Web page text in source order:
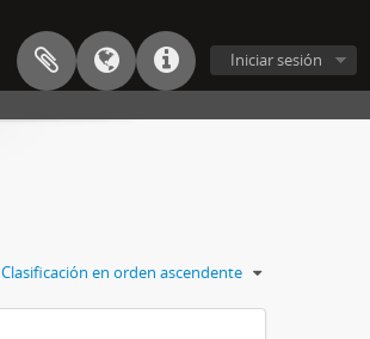
Iniciar sesión
Clasificación en orden ascendente